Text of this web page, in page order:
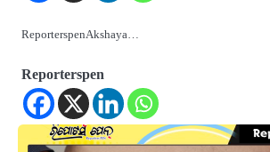
ReporterspenAkshaya…
Reporterspen